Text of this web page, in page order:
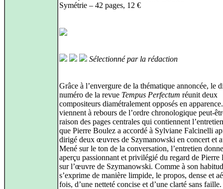
Symétrie – 42 pages, 12 €
Sélectionné par la rédaction
Grâce à l’envergure de la thématique annoncée, le
numéro de la revue Tempus Perfectum réunit deux
compositeurs diamétralement opposés en
viennent à rebours de l’ordre chronologique peut-
raison des pages centrales qui contiennent
que Pierre Boulez a accordé à Sylviane Falcinelli
dirigé deux œuvres de Szymanowski en concert et
Mené sur le ton de la conversation, l’entretien
aperçu passionnant et privilégié du regard de Pierre
sur l’œuvre de Szymanowski. Comme à son
s’exprime de manière limpide, le propos, dense et
fois, d’une netteté concise et d’une clarté sans faille.